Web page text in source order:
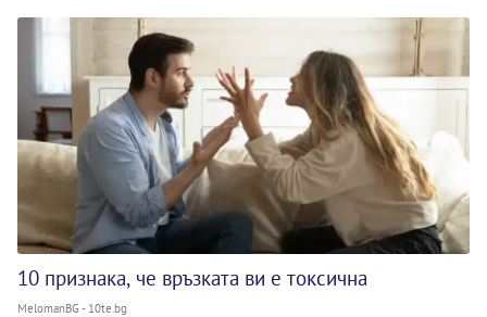
10 признака, че връзката ви е токсична
MelomanBG - 10te.bg